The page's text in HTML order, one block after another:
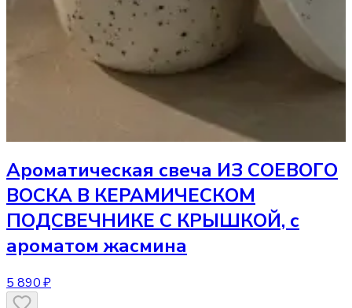
Ароматическая свеча ИЗ СОЕВОГО
ВОСКА В КЕРАМИЧЕСКОМ
ПОДСВЕЧНИКЕ С КРЫШКОЙ, с
ароматом жасмина
5 890 ₽